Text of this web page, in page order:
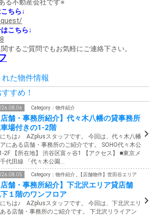
る不動産会社です※
ちら↓
こちら↓
するご質問でもお気軽にご連絡下さい。
た物件情報
すめ！
Category：物件紹介
店舗・事務所紹介】代々木八幡の貸事務所
場付きの1-2階
ちは♪ AZplusスタッフです。 今回は、代々木八幡
にある店舗・事務所のご紹介です。 SOHO代々木公
2F 【所在地】 渋谷区富ヶ谷1 【アクセス】 ■東京メ
千代田線 「代々木公園…
Category：物件紹介 , 【店舗物件】世田谷エリア
店舗・事務所紹介】下北沢エリア貸店舗
１階のワンフロア
ちは♪ AZplusスタッフです。 今回は、下北沢エリ
る店舗・事務所のご紹介です。 下北沢リライアン